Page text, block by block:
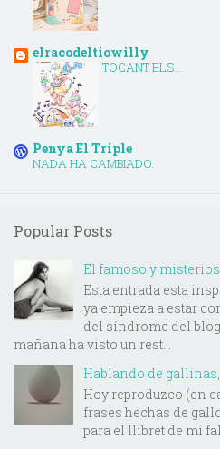
elracodeltiowilly
TOCANT ELS...
Penya El Triple
NADA HA CAMBIADO.
Popular Posts
El famoso y
Esta entrada esta
ya empieza a estar
del síndrome del
mañana ha visto un rest...
Hablando de gallinas,
Hoy reproduzco (en
frases hechas de
para el llibret de mi